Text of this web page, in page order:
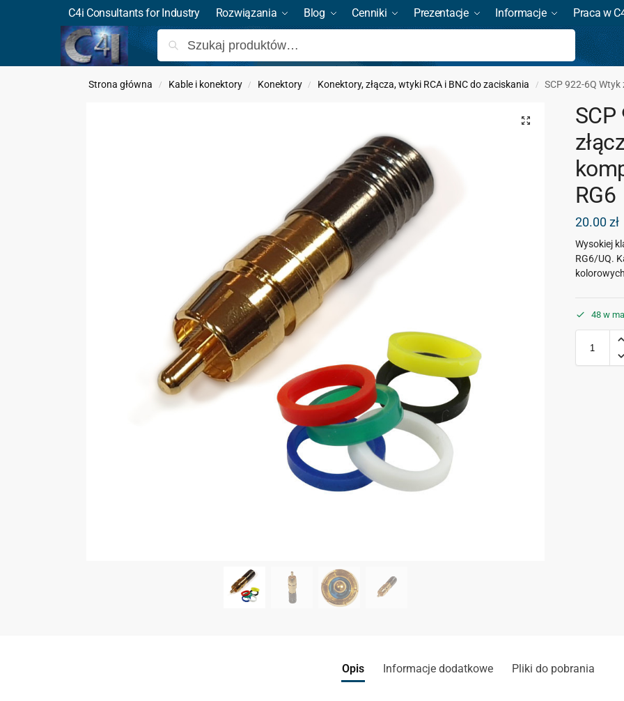
C4i Consultants for Industry Rozwiązania Blog Cenniki Prezentacje Informacje Praca w
Szukaj
Strona główna / Kable i konektory / Konektory / Konektory, złącza, wtyki RCA i BNC do zaciskania / SCP 922-6Q Wtyk
SCP
RG6
20.00zł
Wysokiej
RG6/UQ.
48 w
Opis Informacje dodatkowe Pliki do pobrania